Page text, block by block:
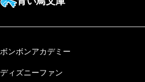
ボンボンアカデミー
ディズニーファン